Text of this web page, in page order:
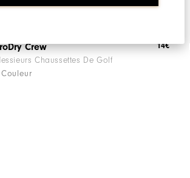
Crew
Chaussettes De Golf
Couleur
14€